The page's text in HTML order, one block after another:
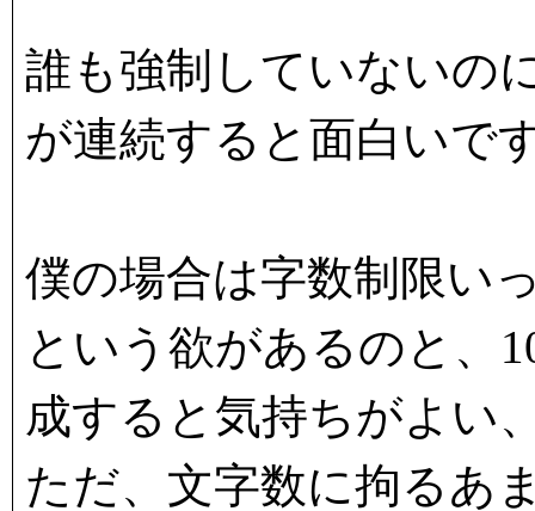
誰も強制していないの
が連続すると面白いで
僕の場合は字数制限い
という欲があるのと、
成すると気持ちがよい
ただ、文字数に拘るあ